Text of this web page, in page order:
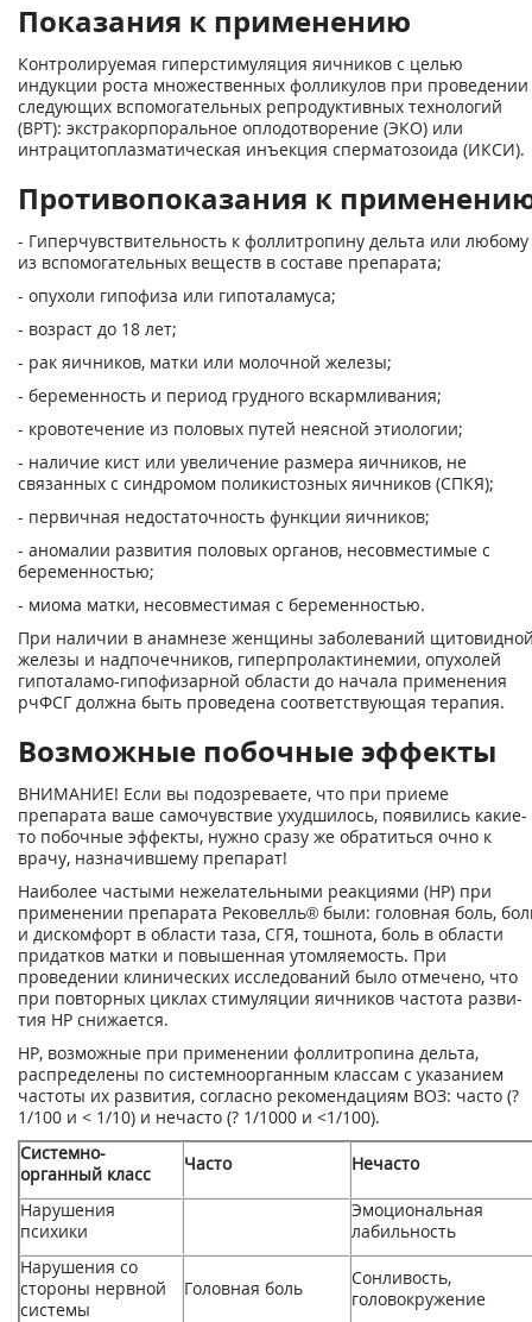
Показания к применению
Контролируемая гиперстимуляция яичников с целью
индукции роста множественных фолликулов при проведении
следующих вспомогательных репродуктивных технологий
(ВРТ): экстракорпоральное оплодотворение (ЭКО) или
интрацитоплазматическая инъек­ция сперматозоида (ИКСИ).
Противопоказания к
- Гиперчувствительность к фоллитропину дельта или любому
из вспомогательных ве­ществ в составе препарата;
- опухоли гипофиза или гипоталамуса;
- возраст до 18 лет;
- рак яичников, матки или молочной железы;
- беременность и период грудного вскармливания;
- кровотечение из половых путей неясной этиологии;
- наличие кист или увеличение размера яичников, не
связанных с синдромом полики­стозных яичников (СПКЯ);
- первичная недостаточность функции яичников;
- аномалии развития половых органов, несовместимые с
беременностью;
- миома матки, несовместимая с беременностью.
При наличии в анамнезе женщины заболеваний
железы и надпочечников, ги­перпролактинемии, опухолей
гипоталамо-гипофизарной области до начала применения
рчФСГ должна быть проведена соответствующая терапия.
Возможные побочные эффекты
ВНИМАНИЕ! Если вы подозреваете, что при приеме
препарата ваше самочувствие ухудшилось, появились какие-
то побочные эффекты, нужно сразу же обратиться очно к
врачу, назначившему препарат!
Наиболее частыми нежелательными реакциями (HP) при
применении препарата Рековелль® были: головная боль,
и дискомфорт в области таза, СГЯ, тошнота, боль в об­ласти
придатков матки и повышенная утомляемость. При
проведении клинических иссле­дований было отмечено, что
при повторных циклах стимуляции яичников частота разви­
тия HP снижается.
HP, возможные при применении фоллитропина дельта,
распределены по системно­органным классам с указанием
частоты их развития, согласно рекомендациям ВОЗ: часто (?
1/100 и < 1/10) и нечасто (? 1/1000 и <1/100).
Системно-
органный класс
Часто Нечасто
Нарушения
психики
Эмоциональная
лабильность
Нарушения со
стороны нервной
системы
Головная боль
Сонливость,
головокружение